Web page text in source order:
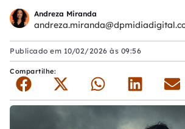
Andreza Miranda
Publicado em 10/02/2026 às 09:56
Compartilhe: